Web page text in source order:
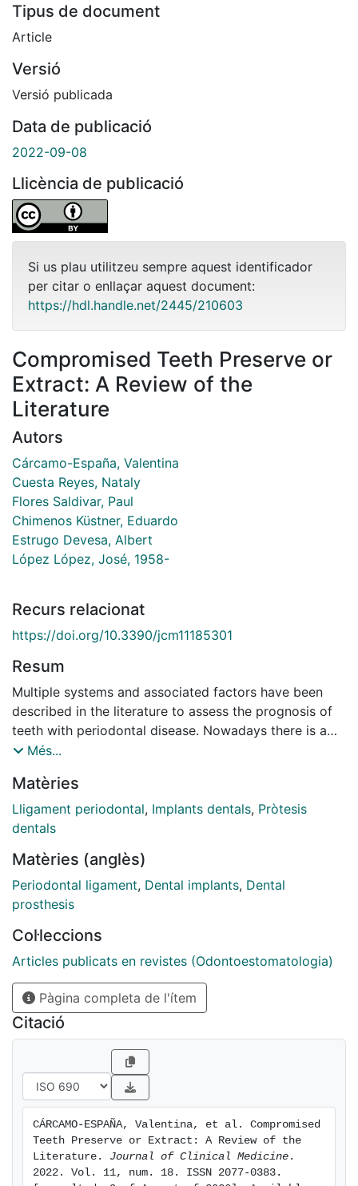
Tipus de document
Article
Versió
Versió publicada
Data de publicació
2022-09-08
Llicència de publicació
Si us plau utilitzeu sempre aquest identificador
per citar o enllaçar aquest document:
https://hdl.handle.net/2445/210603
Compromised Teeth Preserve or
Extract: A Review of the
Literature
Autors
Cárcamo-España, Valentina
Cuesta Reyes, Nataly
Flores Saldivar, Paul
Chimenos Küstner, Eduardo
Estrugo Devesa, Albert
López López, José, 1958-
Recurs relacionat
https://doi.org/10.3390/jcm11185301
Resum
Multiple systems and associated factors have been
described in the literature to assess the prognosis of
teeth with periodontal disease. Nowadays there is a
tendency among clinicians to consider implants as the
with a questionable prognosis. However, the value of
the natural tooth must be considered, as the
proprioception of the periodontal ligament is
loads. We first review the literature focusing on
analyzing the factors that should guide decision-
making to maintain or extract a tooth with a
schematic diagram of prognostic indicators to reflect
the main factors to consider and the survival rate that
each one represents when preserving or extracting a
tooth.
Més...
Matèries
Lligament periodontal, Implants dentals, Pròtesis
dentals
Matèries (anglès)
Periodontal ligament, Dental implants, Dental
prosthesis
Col·leccions
Articles publicats en revistes (Odontoestomatologia)
Pàgina completa de l'ítem
Citació
CÁRCAMO-ESPAÑA, Valentina, et al. Compromised
Teeth Preserve or Extract: A Review of the
Literature. Journal of Clinical Medicine .
2022. Vol. 11, num. 18. ISSN 2077-0383.